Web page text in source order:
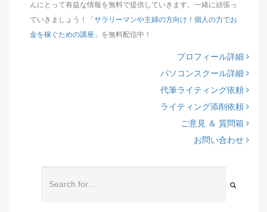
んにとって有益な情報を無料で提供していきます。一緒に頑張っ
ていきましょう！「 サラリーマンや主婦の方向け！個人の力でお
金を稼ぐための講座 」を無料配信中！
プロフィール詳細
パソコンスクール詳細
代筆ライティング依頼
ライティング添削依頼
ご意見 ＆ 質問箱
お問い合わせ